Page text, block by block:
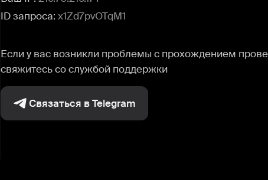
ID запроса: x1Zd7pvOTqM1
Если у вас возникли проблемы с прохождением
свяжитесь со службой поддержки
Связаться в Telegram